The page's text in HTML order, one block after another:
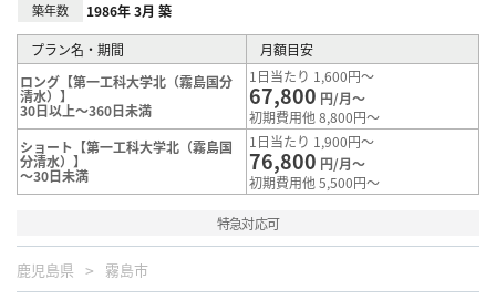
築年数 1986年 3月 築
プラン名・期間
月額目安
ロング【第一工科大学北（霧島国分
清水）】
30日以上～360日未満
1日当たり 1,600円～
67,800 円/月～
初期費用他 8,800円～
ショート【第一工科大学北（霧島国
分清水）】
～30日未満
1日当たり 1,900円～
76,800 円/月～
初期費用他 5,500円～
特急対応可
鹿児島県 霧島市